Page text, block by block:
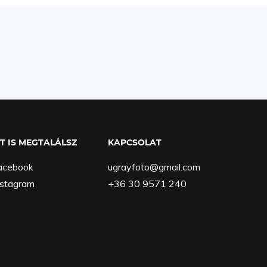
IS MEGTALÁLSZ KAPCSOLAT
ugrayfoto@gmail.com
+36 30 9571 240